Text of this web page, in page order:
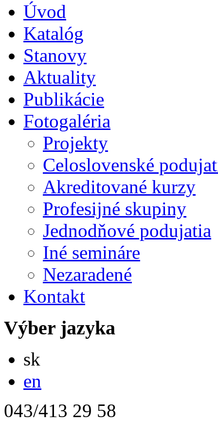
Úvod
Katalóg
Stanovy
Aktuality
Publikácie
Fotogaléria
Projekty
Celoslovenské
Akreditované kurzy
Profesijné skupiny
Jednodňové podujatia
Iné semináre
Nezaradené
Kontakt
Výber jazyka
sk
en
043/413 29 58